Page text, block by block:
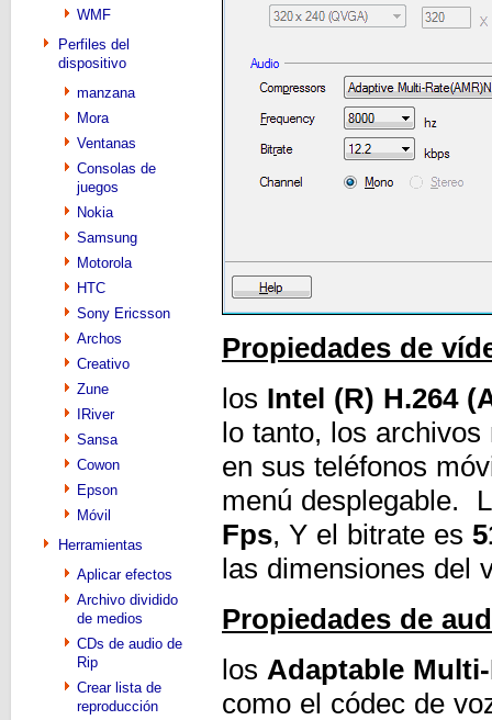
WMF
Perfiles del
dispositivo
manzana
Mora
Ventanas
Consolas de
juegos
Nokia
Samsung
Motorola
HTC
Sony Ericsson
Archos
Creativo
Zune
IRiver
Sansa
Cowon
Epson
Móvil
Herramientas
Aplicar efectos
Archivo dividido
de medios
CDs de audio de
Rip
Crear lista de
reproducción
Propiedades de
los Intel (R) H.264
lo tanto, los
en sus teléfonos
menú desplegable.
Fps, Y el bitrate es
las dimensiones del
Propiedades de
los Adaptable
como el códec de